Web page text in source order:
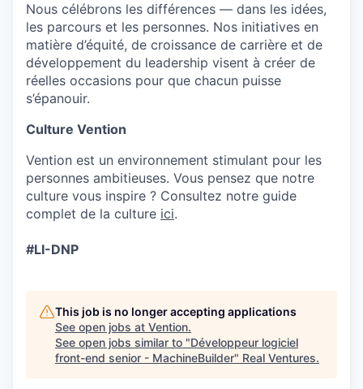
Nous célébrons les différences — dans les idées,
les parcours et les personnes. Nos initiatives en
matière d’équité, de croissance de carrière et de
développement du leadership visent à créer de
réelles occasions pour que chacun puisse
s’épanouir.
Culture Vention
Vention est un environnement stimulant pour les
personnes ambitieuses. Vous pensez que notre
culture vous inspire ? Consultez notre guide
complet de la culture ici.
#LI-DNP
This job is no longer accepting applications
See open jobs at Vention.
See open jobs similar to "Développeur logiciel
front-end senior - MachineBuilder" Real Ventures.